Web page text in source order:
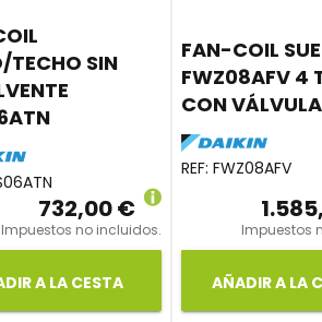
TECHO SIN
732,00 €
Impuestos no incluidos.
A LA CESTA
FAN-COIL
FWZ08AFV 4
CON VÁLVULA
REF: FWZ08AFV
Impuestos
AÑADIR A LA